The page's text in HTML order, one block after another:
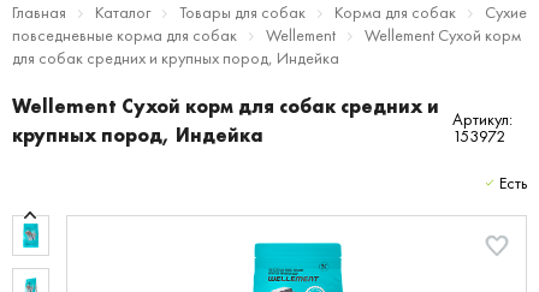
Главная Каталог Товары для собак Корма для собак
Сухие
повседневные корма для собак
Wellement
Wellement Сухой корм
для собак средних и крупных пород, Индейка
Wellement Сухой корм для собак средних и
крупных пород, Индейка
Артикул:
153972
Есть